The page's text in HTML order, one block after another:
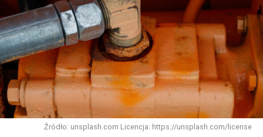
Źródło: unsplash.com Licencja: https://unsplash.com/license